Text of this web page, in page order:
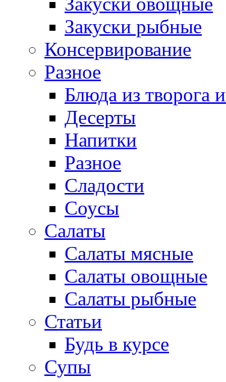
Закуски рыбные
Консервирование
Разное
Блюда из творога
Десерты
Напитки
Разное
Сладости
Соусы
Салаты
Салаты мясные
Салаты овощные
Салаты рыбные
Статьи
Будь в курсе
Супы